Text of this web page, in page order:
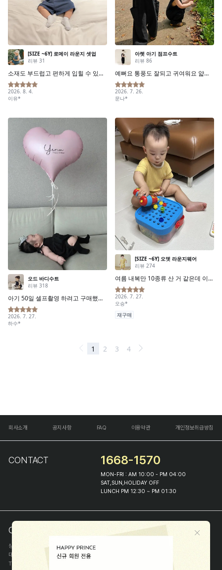
회사소개 공지사항 FAQ 이용약관 개인정보취급방침
CONTACT 1668-1570
MON-FRI : AM 10:00 - PM 04:00
SAT,SUN,HOLIDAY OFF
LUNCH PM 12:30 ~ PM 01:30
COMPANY INFO
상호
(주)해피프린스
대표
이화진
TEL